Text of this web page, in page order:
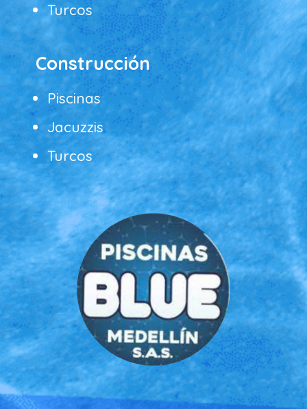
Turcos
Construcción
Piscinas
Jacuzzis
Turcos